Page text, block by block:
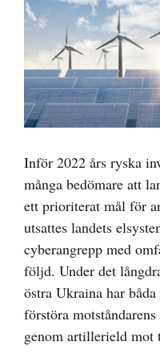
Inför 2022 års ryska
många bedömare att
ett prioriterat mål för
utsattes landets
cyberangrepp med
följd. Under det
östra Ukraina har
förstöra
genom artillerield mot